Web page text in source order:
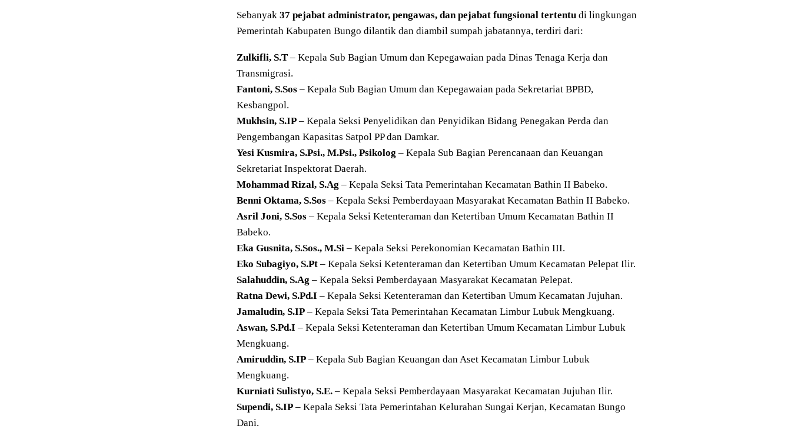
Sebanyak 37 pejabat administrator, pengawas, dan pejabat fungsional tertentu di lingkungan
Pemerintah Kabupaten Bungo dilantik dan diambil sumpah jabatannya, terdiri dari:
Zulkifli, S.T – Kepala Sub Bagian Umum dan Kepegawaian pada Dinas Tenaga Kerja dan
Transmigrasi.
Fantoni, S.Sos – Kepala Sub Bagian Umum dan Kepegawaian pada Sekretariat BPBD,
Kesbangpol.
Mukhsin, S.IP – Kepala Seksi Penyelidikan dan Penyidikan Bidang Penegakan Perda dan
Pengembangan Kapasitas Satpol PP dan Damkar.
Yesi Kusmira, S.Psi., M.Psi., Psikolog – Kepala Sub Bagian Perencanaan dan Keuangan
Sekretariat Inspektorat Daerah.
Mohammad Rizal, S.Ag – Kepala Seksi Tata Pemerintahan Kecamatan Bathin II Babeko.
Benni Oktama, S.Sos – Kepala Seksi Pemberdayaan Masyarakat Kecamatan Bathin II Babeko.
Asril Joni, S.Sos – Kepala Seksi Ketenteraman dan Ketertiban Umum Kecamatan Bathin II
Babeko.
Eka Gusnita, S.Sos., M.Si – Kepala Seksi Perekonomian Kecamatan Bathin III.
Eko Subagiyo, S.Pt – Kepala Seksi Ketenteraman dan Ketertiban Umum Kecamatan Pelepat Ilir.
Salahuddin, S.Ag – Kepala Seksi Pemberdayaan Masyarakat Kecamatan Pelepat.
Ratna Dewi, S.Pd.I – Kepala Seksi Ketenteraman dan Ketertiban Umum Kecamatan Jujuhan.
Jamaludin, S.IP – Kepala Seksi Tata Pemerintahan Kecamatan Limbur Lubuk Mengkuang.
Aswan, S.Pd.I – Kepala Seksi Ketenteraman dan Ketertiban Umum Kecamatan Limbur Lubuk
Mengkuang.
Amiruddin, S.IP – Kepala Sub Bagian Keuangan dan Aset Kecamatan Limbur Lubuk
Mengkuang.
Kurniati Sulistyo, S.E. – Kepala Seksi Pemberdayaan Masyarakat Kecamatan Jujuhan Ilir.
Supendi, S.IP – Kepala Seksi Tata Pemerintahan Kelurahan Sungai Kerjan, Kecamatan Bungo
Dani.